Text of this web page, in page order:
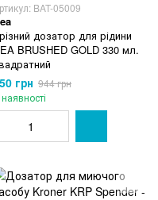
BAT-05009
дозатор для рідини
BRUSHED GOLD 330 мл.
грн 944 грн